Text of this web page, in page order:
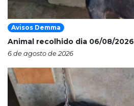
Avisos Demma
Animal recolhido dia 06/08/2026
6 de agosto de 2026